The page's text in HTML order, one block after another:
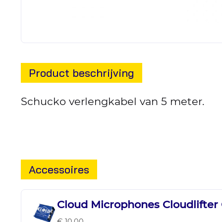
Product beschrijving
Schucko verlengkabel van 5 meter.
Accessoires
Cloud Microphones Cloudlifter